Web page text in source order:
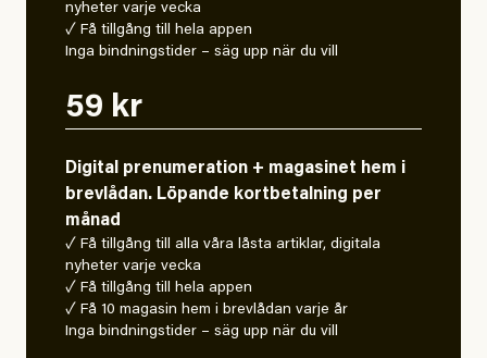
nyheter varje vecka
✓ Få tillgång till hela appen
Inga bindningstider – säg upp när du vill
59 kr
Digital prenumeration + magasinet hem i
brevlådan. Löpande kortbetalning per
månad
✓ Få tillgång till alla våra låsta artiklar, digitala
nyheter varje vecka
✓ Få tillgång till hela appen
✓ Få 10 magasin hem i brevlådan varje år
Inga bindningstider – säg upp när du vill